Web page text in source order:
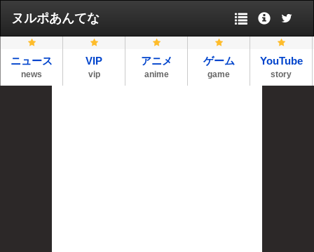
ヌルポあんてな
ニュース
news
VIP
vip
アニメ
anime
ゲーム
game
YouTube
story